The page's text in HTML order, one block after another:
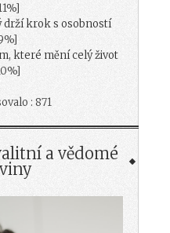
drží krok s osobností
které mění celý život
: 871
a vědomé